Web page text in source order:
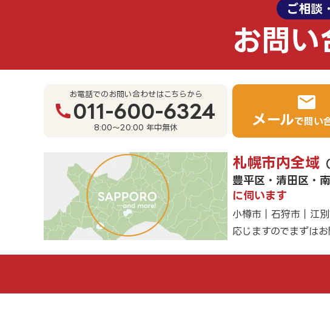
ご相談
お問い
お電話でのお問い合わせはこちらから
011-600-6324
8:00～20:00 年中無休 メールで問い
札幌市内全域
豊平区・清田区・
に伺います
小樽市｜石狩市｜江
応じますのでまずは